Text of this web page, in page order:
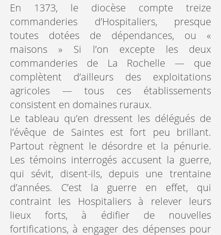
En 1373, le diocèse compte treize
commanderies d’Hospitaliers, presque
toutes dotées de dépendances, ou «
maisons » Si l’on excepte les deux
commanderies de La Rochelle — que
complètent d’ailleurs des exploitations
agricoles — tous ces établissements
consistent en domaines ruraux.
Le tableau qu’en dressent les délégués de
l’évêque de Saintes est fort peu brillant.
Partout règnent le désordre et la pénurie.
Les témoins interrogés accusent la guerre,
qui sévit, disent-ils, depuis une trentaine
d’années. C’est la guerre en effet, qui
contraint les Hospitaliers à relever leurs
lieux forts, à édifier de nouvelles
fortifications, à engager des dépenses pour